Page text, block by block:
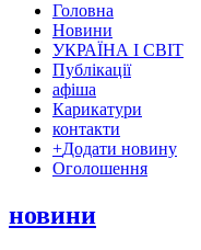
Головна
Новини
УКРАЇНА І СВІТ
Публікації
афіша
Карикатури
контакти
+Додати новину
Оголошення
новини